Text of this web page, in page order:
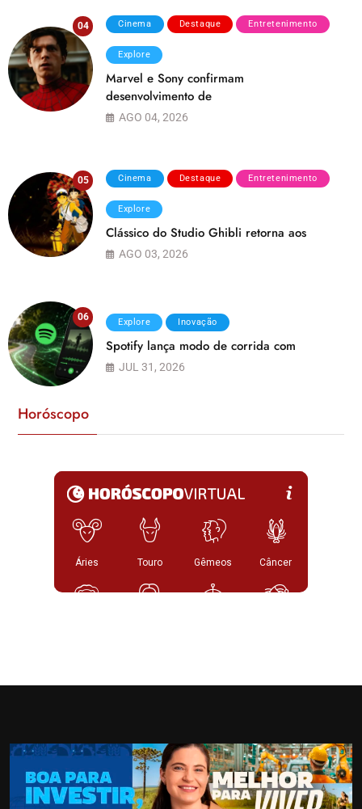
04 Cinema Destaque Entretenimento
Explore
Marvel e Sony confirmam
desenvolvimento de
AGO 04, 2026
05 Cinema Destaque Entretenimento
Explore
Clássico do Studio Ghibli retorna aos
AGO 03, 2026
06 Explore Inovação
Spotify lança modo de corrida com
JUL 31, 2026
Horóscopo